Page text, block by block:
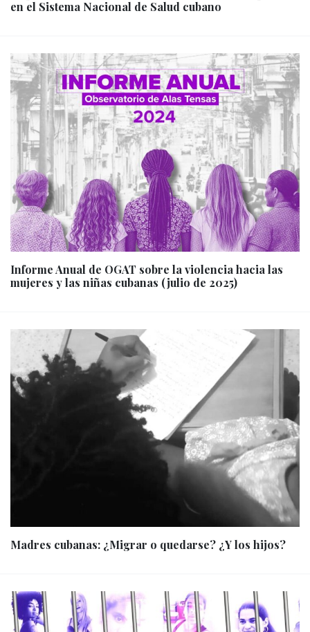
en el Sistema Nacional de Salud cubano
Informe Anual de OGAT sobre la violencia hacia las
mujeres y las niñas cubanas (julio de 2025)
Madres cubanas: ¿Migrar o quedarse? ¿Y los hijos?